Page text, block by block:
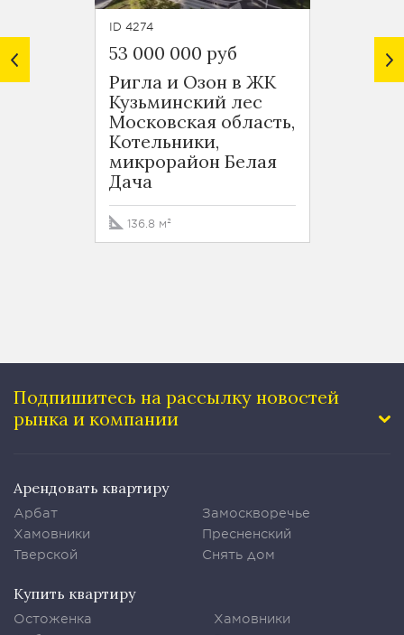
ID 4274
53 000 000 руб
Ригла и Озон в ЖК
Кузьминский лес
Московская область,
Котельники,
микрорайон Белая
Дача
136.8 м²
51
Подпишитесь на рассылку новостей
рынка и компании
Арендовать квартиру
Арбат
Хамовники
Тверской
Замоскворечье
Пресненский
Снять дом
Купить квартиру
Остоженка
Хамовники